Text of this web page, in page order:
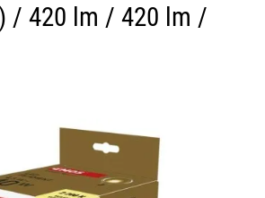
/ 420 lm / 420 lm /